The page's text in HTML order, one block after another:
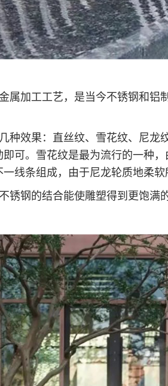
属加工工艺，是当今不锈钢和铝
种效果：直丝纹、雪花纹、尼龙
可。雪花纹是最为流行的一种
线条组成，由于尼龙轮质地柔软
锈钢的结合能使雕塑得到更饱满